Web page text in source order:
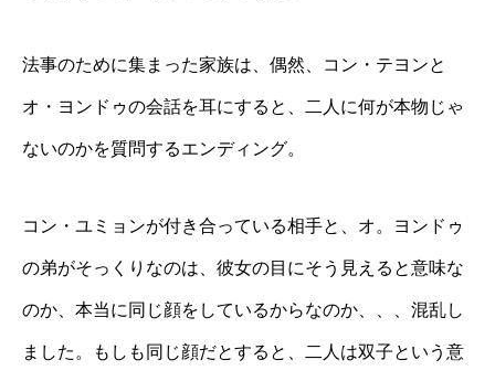
法事のために集まった家族は、偶然、コン・テヨンと
オ・ヨンドゥの会話を耳にすると、二人に何が本物じゃ
ないのかを質問するエンディング。
コン・ユミョンが付き合っている相手と、オ。ヨンドゥ
の弟がそっくりなのは、彼女の目にそう見えると意味な
のか、本当に同じ顔をしているからなのか、、、混乱し
ました。もしも同じ顔だとすると、二人は双子という意